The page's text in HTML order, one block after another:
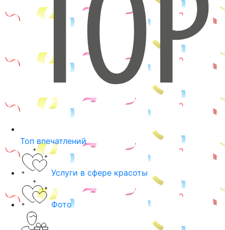
Топ впечатлений
Услуги в сфере красоты
Фото